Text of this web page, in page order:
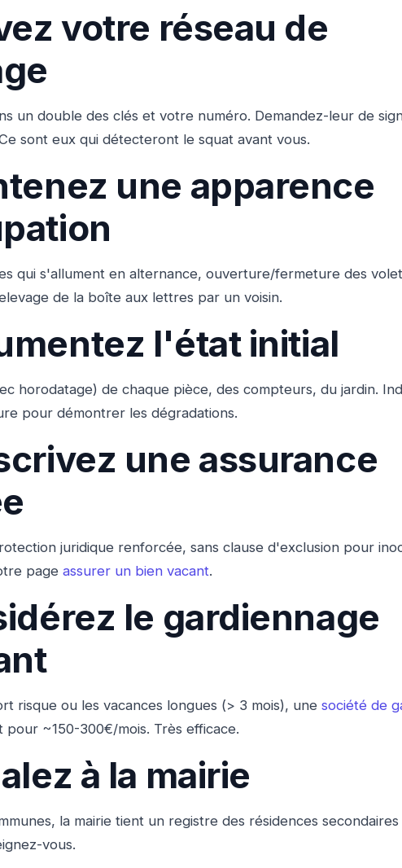
votre réseau de
un double des clés et votre numéro. Demandez-leur de
sont eux qui détecteront le squat avant vous.
une apparence
qui s'allument en alternance, ouverture/fermeture des
de la boîte aux lettres par un voisin.
l'état initial
horodatage) de chaque pièce, des compteurs, du jardin.
pour démontrer les dégradations.
une assurance
juridique renforcée, sans clause d'exclusion pour
page assurer un bien vacant.
le gardiennage
risque ou les vacances longues (> 3 mois), une société de
pour ~150-300€/mois. Très efficace.
à la mairie
la mairie tient un registre des résidences
vous.